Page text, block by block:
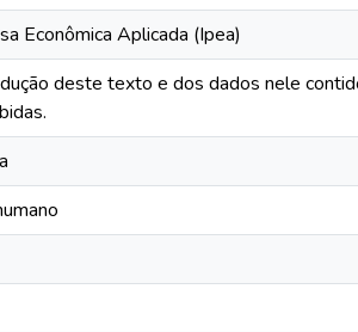
Econômica Aplicada (Ipea)
deste texto e dos dados nele